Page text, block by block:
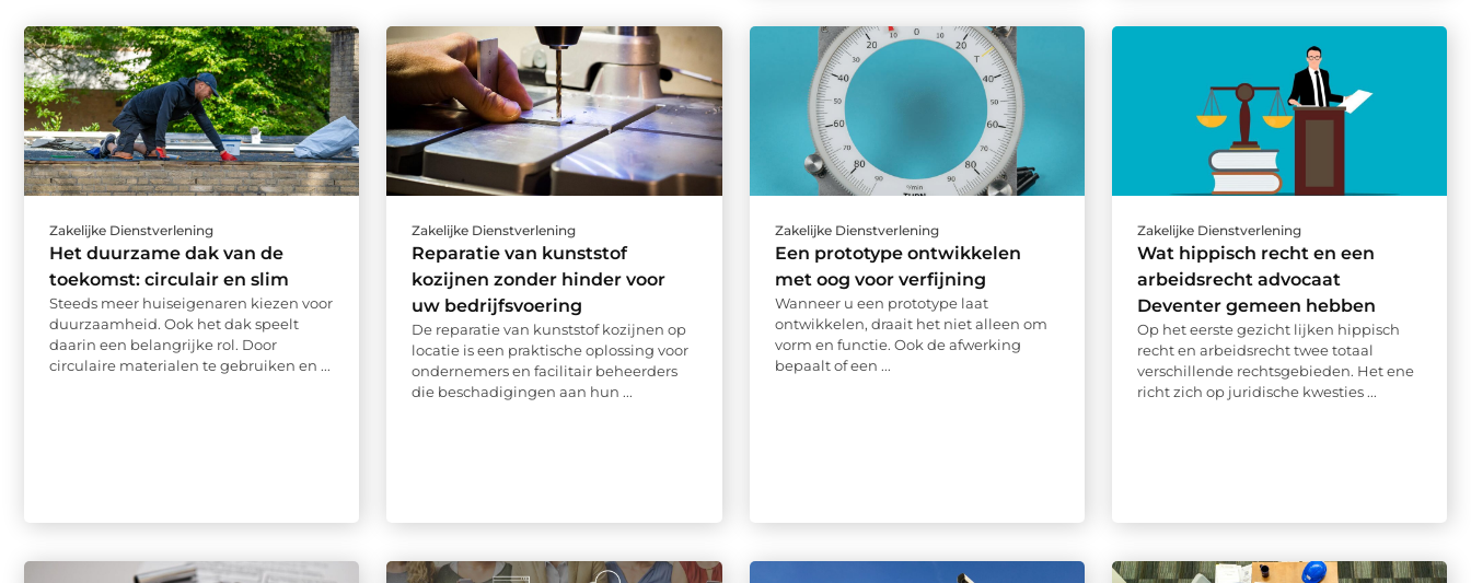
Zakelijke Dienstverlening
Het duurzame dak van de
toekomst: circulair en slim
Steeds meer huiseigenaren kiezen voor
duurzaamheid. Ook het dak speelt
daarin een belangrijke rol. Door
circulaire materialen te gebruiken en ...
Zakelijke Dienstverlening
Reparatie van kunststof
kozijnen zonder hinder voor
uw bedrijfsvoering
De reparatie van kunststof kozijnen op
locatie is een praktische oplossing voor
ondernemers en facilitair beheerders
die beschadigingen aan hun ...
Zakelijke Dienstverlening
Een prototype ontwikkelen
met oog voor verfijning
Wanneer u een prototype laat
ontwikkelen, draait het niet alleen om
vorm en functie. Ook de afwerking
bepaalt of een ...
Zakelijke Dienstverlening
Wat hippisch recht en een
arbeidsrecht advocaat
Deventer gemeen hebben
Op het eerste gezicht lijken hippisch
recht en arbeidsrecht twee totaal
verschillende rechtsgebieden. Het ene
richt zich op juridische kwesties ...